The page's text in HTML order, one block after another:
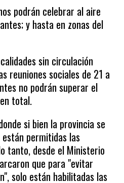
podrán celebrar al aire
y hasta en zonas del
sin circulación
reuniones sociales de 21 a
no podrán superar el
total.
si bien la provincia se
permitidas las
tanto, desde el Ministerio
que para "evitar
solo están habilitadas las